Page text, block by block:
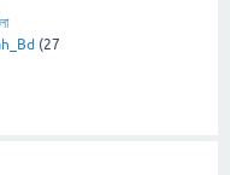
(27